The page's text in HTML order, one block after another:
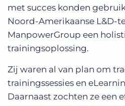
met succes konden
Noord-Amerikaanse L&D-
ManpowerGroup een
trainingsoplossing.
Zij waren al van plan om
trainingssessies en
Daarnaast zochten ze een